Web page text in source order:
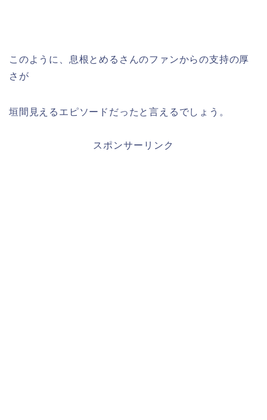
このように、息根とめるさんのファンからの支持の厚
さが
垣間見えるエピソードだったと言えるでしょう。
スポンサーリンク